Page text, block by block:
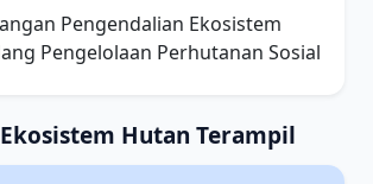
Pengendalian Ekosistem
Pengelolaan Perhutanan Sosial
Hutan Terampil